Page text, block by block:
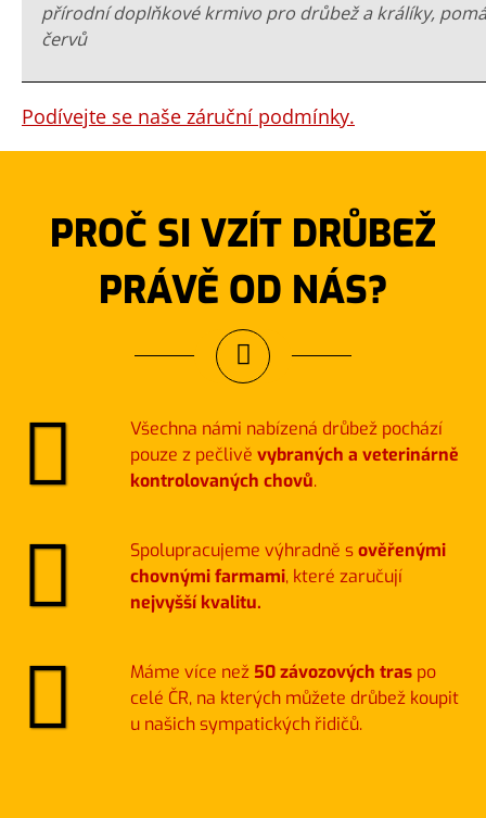
přírodní doplňkové krmivo pro drůbež a králíky,
červů
Podívejte se naše záruční podmínky.
PROČ SI VZÍT DRŮBEŽ
PRÁVĚ OD NÁS?
Všechna námi nabízená drůbež pochází
pouze z pečlivě vybraných a veterinárně
kontrolovaných chovů.
Spolupracujeme výhradně sověřenými
chovnými farmami, které zaručují
nejvyšší kvalitu.
Máme více než 50 závozových tras po
celé ČR, na kterých můžete drůbež koupit
u našich sympatických řidičů.